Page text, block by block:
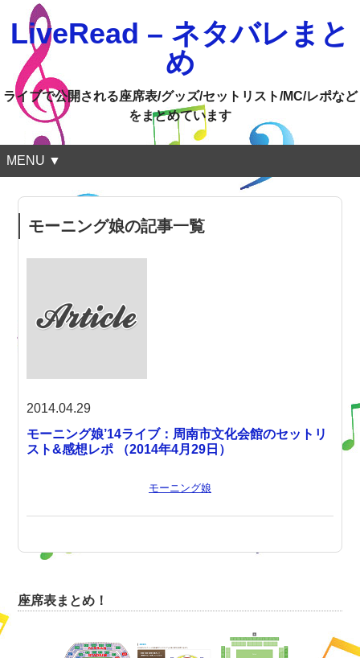
LiveRead – ネタバレまと
め
ライブで公開される座席表/グッズ/セットリスト/MC/レポなど
をまとめています
MENU ▼
モーニング娘の記事一覧
2014.04.29
モーニング娘’14ライブ：周南市文化会館のセットリ
スト&感想レポ （2014年4月29日）
モーニング娘
座席表まとめ！